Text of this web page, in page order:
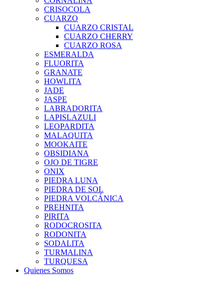
CRISOCOLA
CUARZO
CUARZO CRISTAL
CUARZO CHERRY
CUARZO ROSA
ESMERALDA
FLUORITA
GRANATE
HOWLITA
JADE
JASPE
LABRADORITA
LAPISLAZULI
LEOPARDITA
MALAQUITA
MOOKAITE
OBSIDIANA
OJO DE TIGRE
ONIX
PIEDRA LUNA
PIEDRA DE SOL
PIEDRA VOLCÁNICA
PREHNITA
PIRITA
RODOCROSITA
RODONITA
SODALITA
TURMALINA
TURQUESA
Quienes Somos